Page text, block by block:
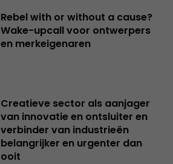
Rebel with or without a cause?
Wake-upcall voor ontwerpers
en merkeigenaren
Creatieve sector als aanjager
van innovatie en ontsluiter en
verbinder van industrieën
belangrijker en urgenter dan
ooit